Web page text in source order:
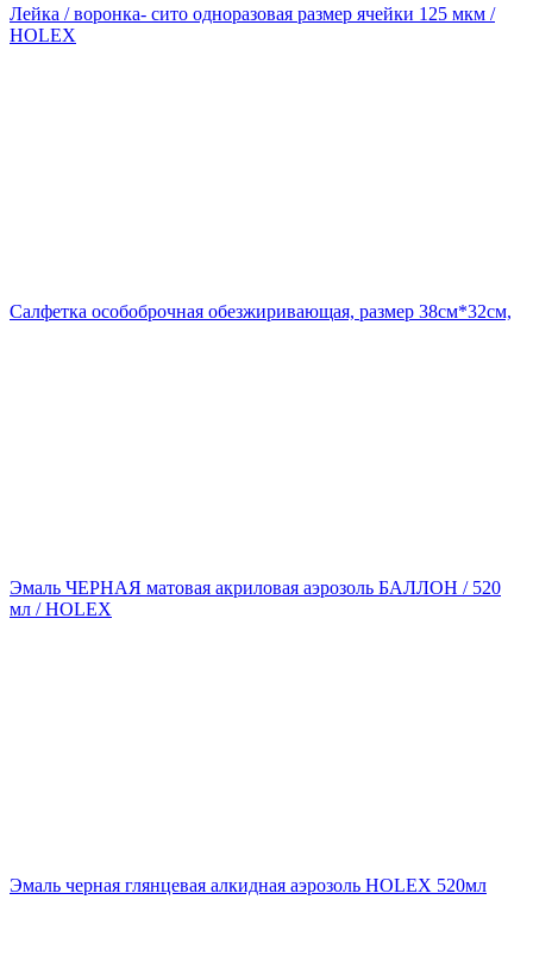
Лейка / воронка- сито одноразовая размер ячейки 125 мкм /
HOLEX
Салфетка особоброчная обезжиривающая, размер 38см*32см,
Эмаль ЧЕРНАЯ матовая акриловая аэрозоль БАЛЛОН / 520
мл / HOLEX
Эмаль черная глянцевая алкидная аэрозоль HOLEX 520мл